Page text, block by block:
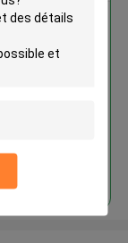
commande
la